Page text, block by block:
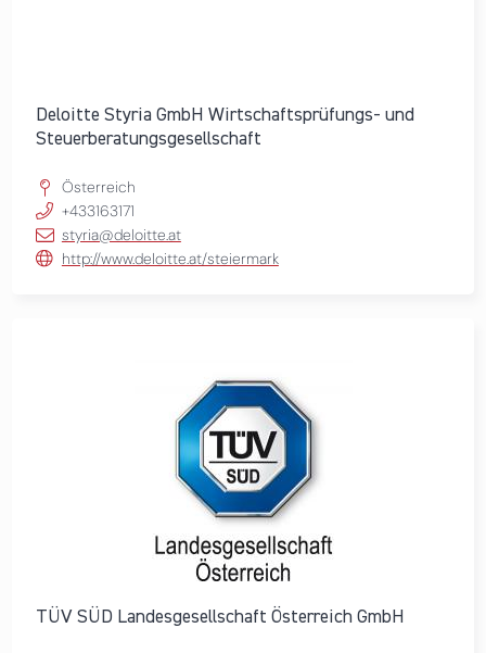
Deloitte Styria GmbH Wirtschaftsprüfungs- und
Steuerberatungsgesellschaft
Österreich
+433163171
styria@deloitte.at
http://www.deloitte.at/steiermark
TÜV SÜD Landesgesellschaft Österreich GmbH